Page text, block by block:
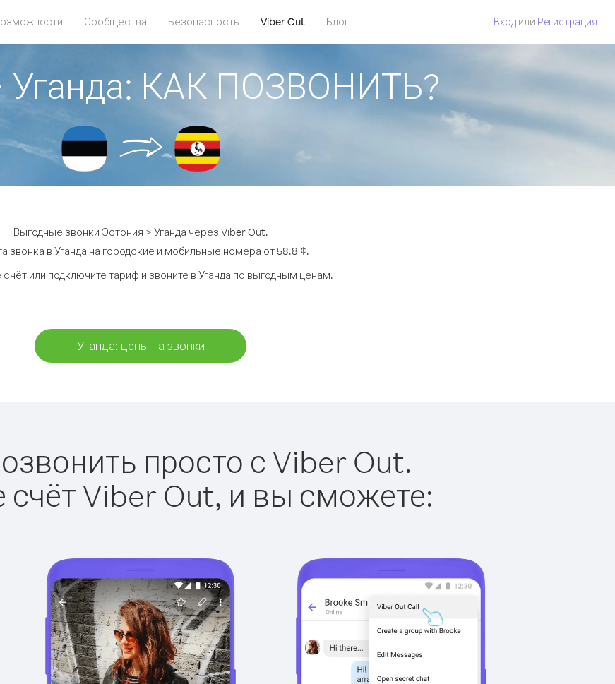
Сообщества Безопасность Viber Out Блог Вход или Регистрация
Уганда: КАК ПОЗВОНИТЬ?
Выгодные звонки Эстония > Уганда через Viber Out.
звонка в Уганда на городские и мобильные номера от 58.8 ¢.
счёт или подключите тариф и звоните в Уганда по выгодным ценам.
Уганда: цены на звонки
просто с Viber Out.
счёт Viber Out, и вы сможете: